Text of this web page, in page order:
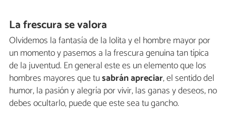
La frescura se valora
Olvidemos la fantasía de la lolita y el hombre mayor por
un momento y pasemos a la frescura genuina tan típica
de la juventud. En general este es un elemento que los
hombres mayores que tusabrán apreciar, el sentido del
humor, la pasión y alegría por vivir, las ganas y deseos, no
debes ocultarlo, puede que este sea tu gancho.